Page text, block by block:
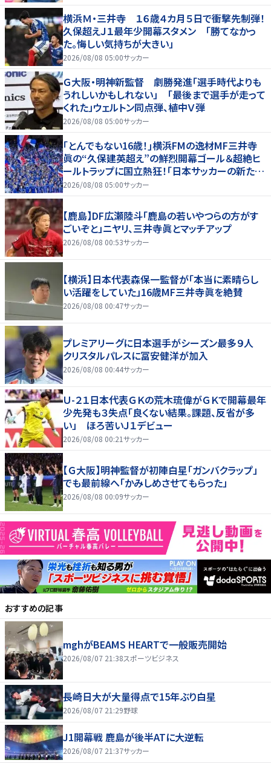
横浜Ｍ・三井寺 １６歳４カ月５日で衝撃先制弾！
久保超えＪ１最年少開幕スタメン 「勝てなかっ
た。悔しい気持ちが大きい」
2026/08/08 05:00サッカー
Ｇ大阪・明神新監督 劇勝発進「選手時代よりも
うれしいかもしれない」 「最後まで選手が走って
くれた」ウェルトン同点弾、植中Ｖ弾
2026/08/08 05:00サッカー
｢とんでもない16歳！｣横浜FMの逸材MF三井寺
眞の“久保建英超え”の鮮烈開幕ゴール＆超絶ヒ
ールトラップに国立熱狂！｢日本サッカーの新たな
スターが誕生した｣
2026/08/08 05:00サッカー
【鹿島】DF広瀬陸斗「鹿島の若いやつらの方がす
ごいぞと」ニヤリ、三井寺眞とマッチアップ
2026/08/08 00:53サッカー
【横浜】日本代表森保一監督が「本当に素晴らし
い活躍をしていた」16歳MF三井寺眞を絶賛
2026/08/08 00:47サッカー
プレミアリーグに日本選手がシーズン最多９人
クリスタルパレスに冨安健洋が加入
2026/08/08 00:44サッカー
Ｕ-２１日本代表ＧＫの荒木琉偉がＧＫで開幕最年
少先発も３失点「良くない結果。課題、反省が多
い」 ほろ苦いＪ１デビュー
2026/08/08 00:21サッカー
【Ｇ大阪】明神監督が初陣白星「ガンバクラップ」
でも最前線へ「かみしめさせてもらった」
2026/08/08 00:09サッカー
おすすめの記事
mghがBEAMS HEARTで一般販売開始
2026/08/07 21:38スポーツビジネス
長崎日大が大量得点で15年ぶり白星
2026/08/07 21:29野球
J1開幕戦 鹿島が後半ATに大逆転
2026/08/07 21:37サッカー